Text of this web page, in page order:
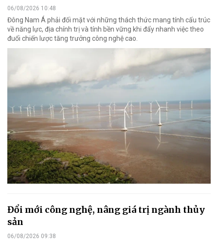
06/08/2026 10:48
Đông Nam Á phải đối mặt với những thách thức mang tính cấu trúc
về năng lực, địa chính trị và tính bền vững khi đẩy nhanh việc theo
đuổi chiến lược tăng trưởng công nghệ cao.
Đổi mới công nghệ, nâng giá trị ngành thủy
sản
06/08/2026 09:38